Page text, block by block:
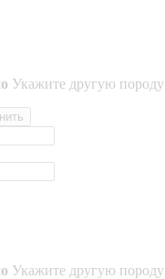
Укажите другую породу
Укажите другую породу